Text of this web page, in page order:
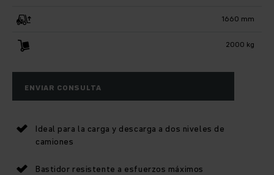
1660 mm
2000 kg
ENVIAR CONSULTA
Ideal para la carga y descarga a dos niveles de
camiones
Bastidor resistente a esfuerzos máximos